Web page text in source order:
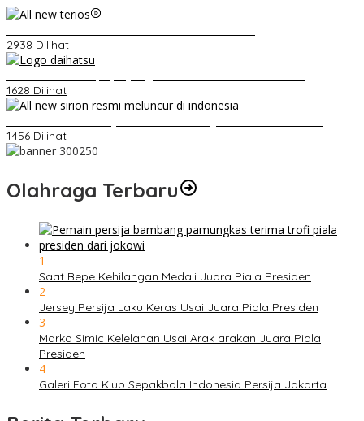
2938 Dilihat
1628 Dilihat
1456 Dilihat
Olahraga Terbaru
1
Saat Bepe Kehilangan Medali Juara Piala Presiden
2
Jersey Persija Laku Keras Usai Juara Piala Presiden
3
Marko Simic Kelelahan Usai Arak arakan Juara Piala
Presiden
4
Galeri Foto Klub Sepakbola Indonesia Persija Jakarta